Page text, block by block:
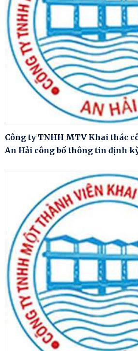
Công ty TNHH MTV Khai thác
An Hải công bố thông tin định